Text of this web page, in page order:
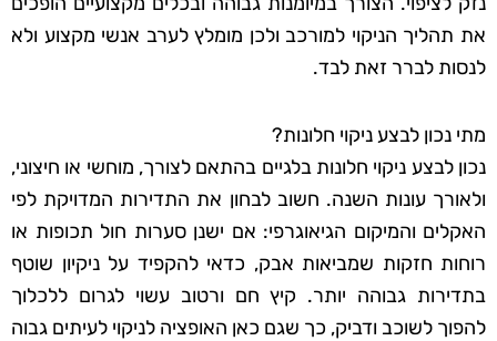
את תהליך הניקוי למורכב ולכן מומלץ לערב אנשי מקצוע ולא
לנסות לברר זאת לבד.
מתי נכון לבצע ניקוי חלונות?
נכון לבצע ניקוי חלונות בלגיים בהתאם לצורך, מוחשי או חיצוני,
ולאורך עונות השנה. חשוב לבחון את התדירות המדויקת לפי
האקלים והמיקום הגיאוגרפי: אם ישנן סערות חול תכופות או
רוחות חזקות שמביאות אבק, כדאי להקפיד על ניקיון שוטף
בתדירות גבוהה יותר. קיץ חם ורטוב עשוי לגרום ללכלוך
להפוך לשוכב ודביק, כך שגם כאן האופציה לניקוי לעיתים גבוה